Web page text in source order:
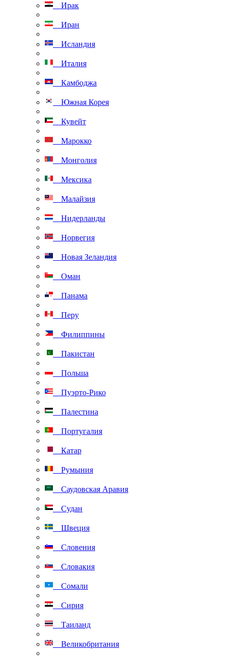
Ирак
Иран
Исландия
Италия
Камбоджа
Южная Корея
Кувейт
Марокко
Монголия
Мексика
Малайзия
Нидерланды
Норвегия
Новая Зеландия
Оман
Панама
Перу
Филиппины
Пакистан
Польша
Пуэрто-Рико
Палестина
Португалия
Катар
Румыния
Саудовская Аравия
Судан
Швеция
Словения
Словакия
Сомали
Сирия
Таиланд
Великобритания